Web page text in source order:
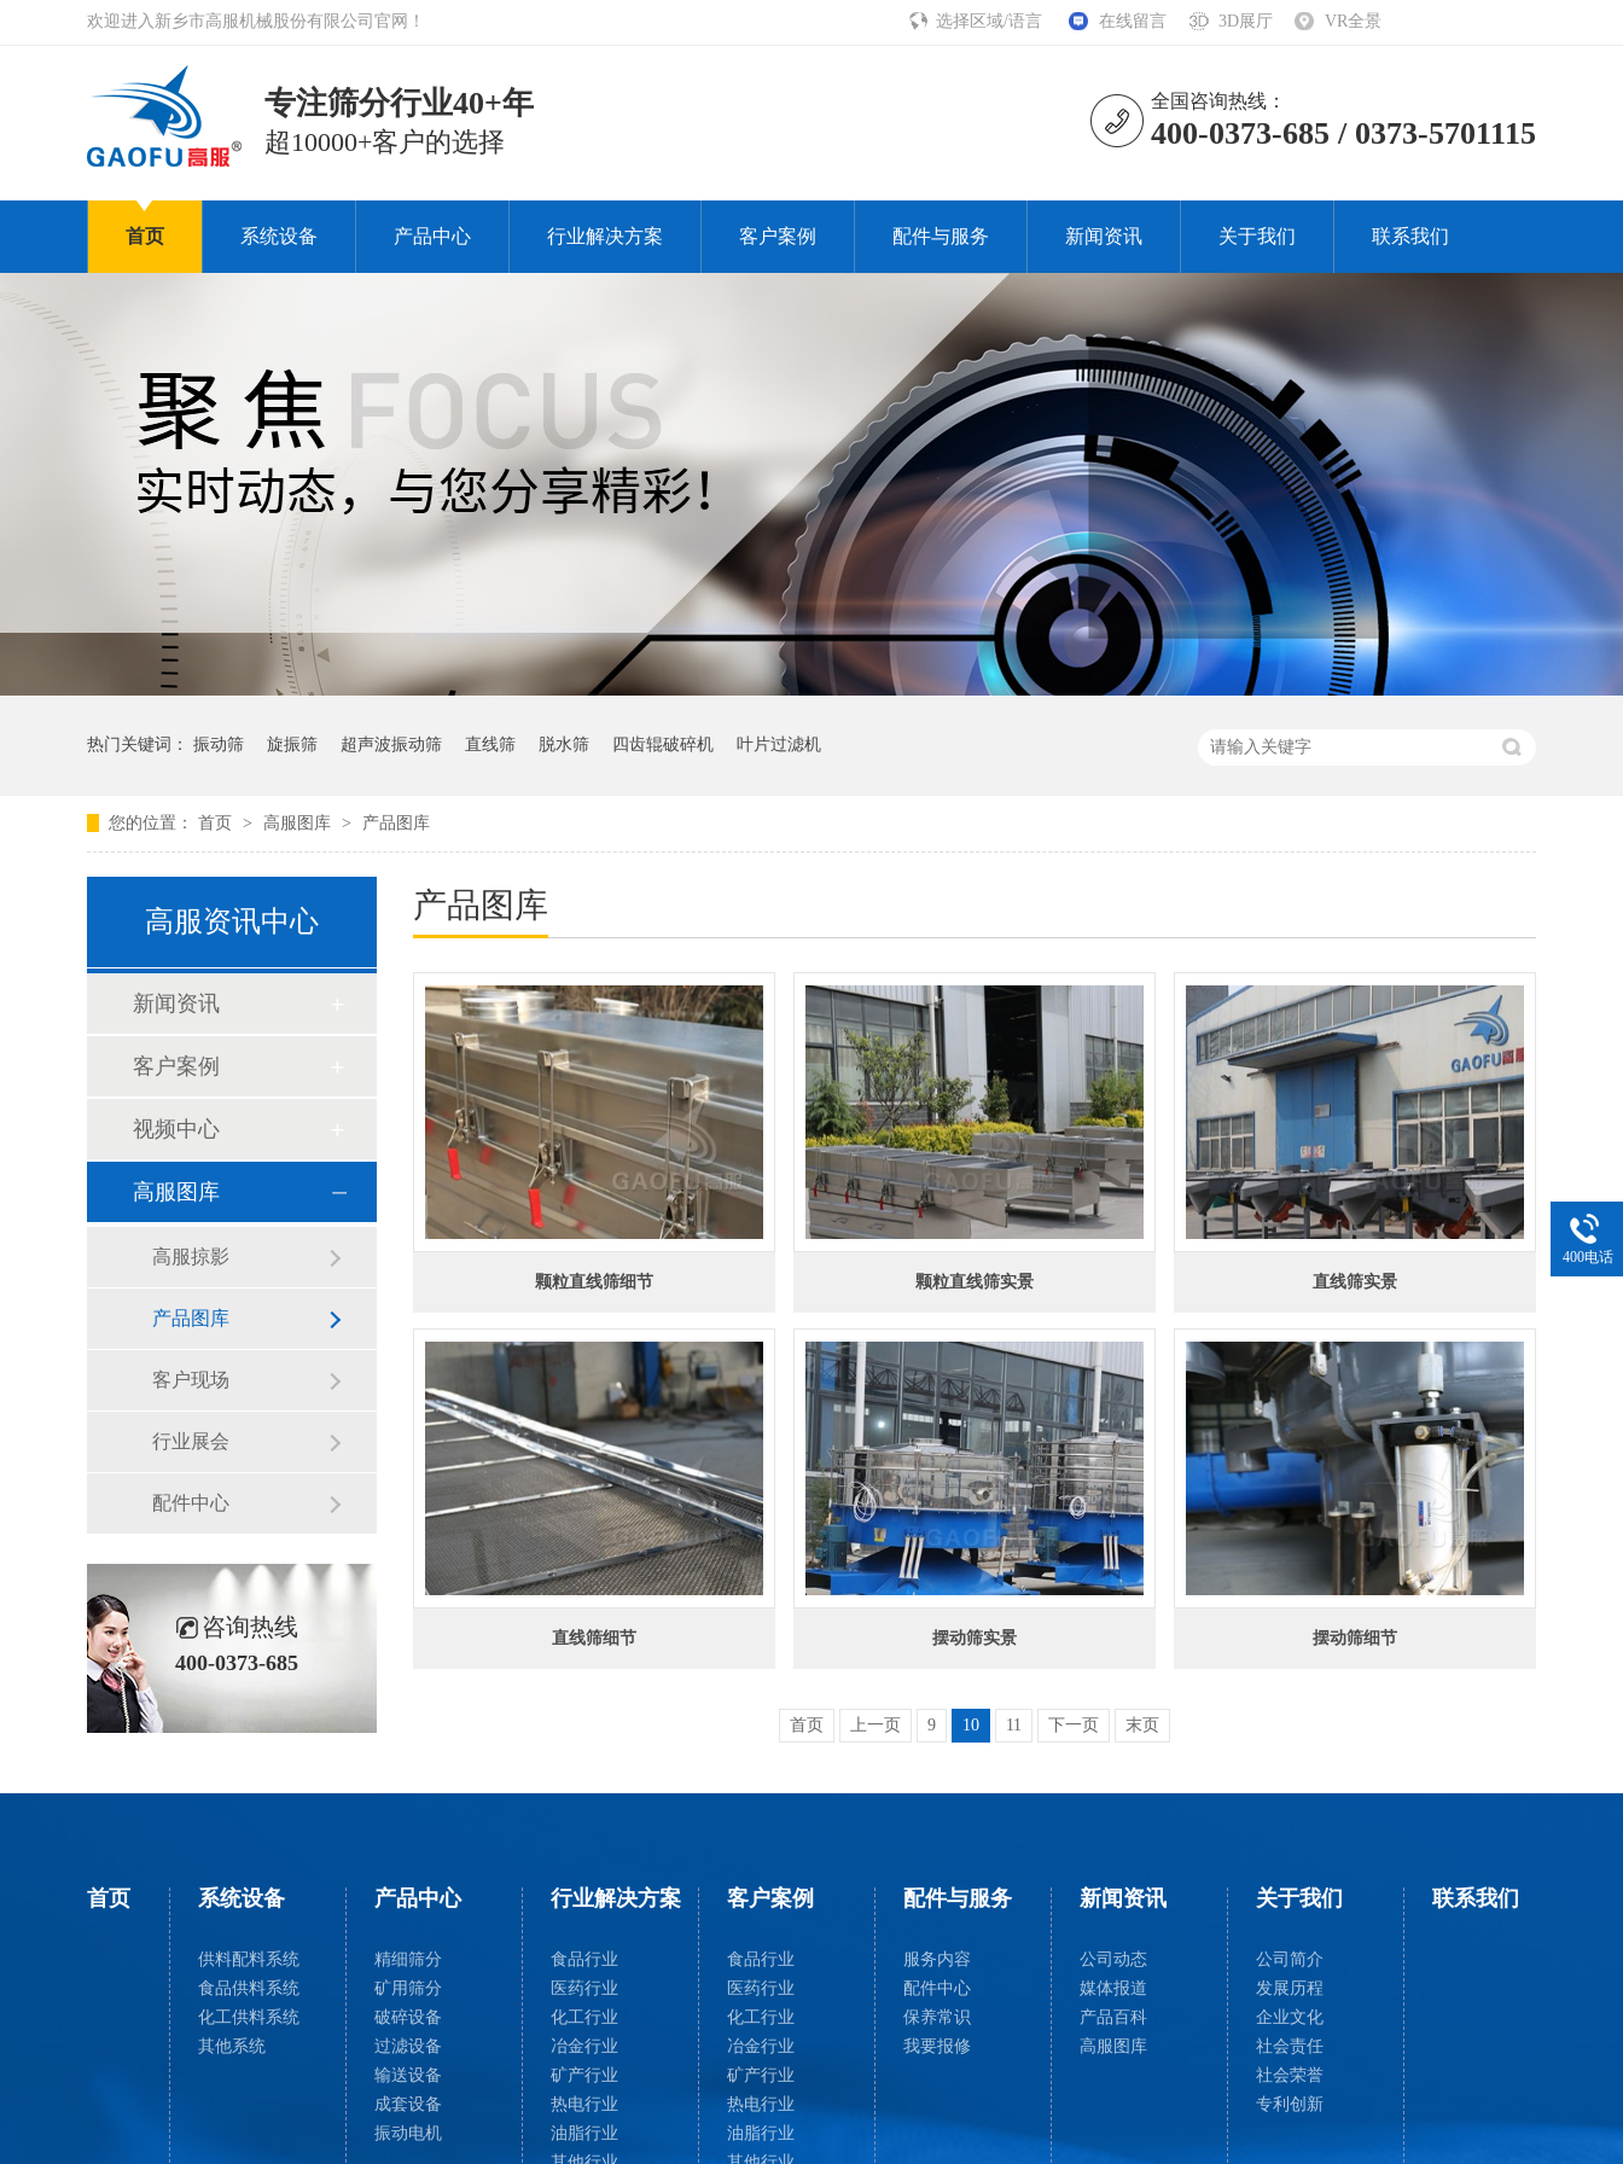
选择区域/语言 在线留言 3D展厅 VR全景
欢迎进入新乡市高服机械股份有限公司官网！
专注筛分行业40+年
超10000+客户的选择
全国咨询热线：
400-0373-685 / 0373-5701115
首页 系统设备 产品中心 行业解决方案 客户案例 配件与服务 新闻资讯 关于我们 联系我们
热门关键词： 振动筛 旋振筛 超声波振动筛 直线筛 脱水筛 四齿辊破碎机 叶片过滤机
您的位置： 首页 > 高服图库 > 产品图库
高服资讯中心
新闻资讯
客户案例
视频中心
高服图库
高服掠影
产品图库
客户现场
行业展会
配件中心
咨询热线
400-0373-685
产品图库
颗粒直线筛细节 颗粒直线筛实景 直线筛实景
直线筛细节 摆动筛实景 摆动筛细节
首页 上一页 9 10 11 下一页 末页
首页 系统设备
供料配料系统
食品供料系统
化工供料系统
其他系统
产品中心
精细筛分
矿用筛分
破碎设备
过滤设备
输送设备
成套设备
振动电机
行业解决方案
食品行业
医药行业
化工行业
冶金行业
矿产行业
热电行业
油脂行业
客户案例
食品行业
医药行业
化工行业
冶金行业
矿产行业
热电行业
油脂行业
配件与服务
服务内容
配件中心
保养常识
我要报修
新闻资讯
公司动态
媒体报道
产品百科
高服图库
关于我们
公司简介
发展历程
企业文化
社会责任
社会荣誉
专利创新
联系我们
400电话